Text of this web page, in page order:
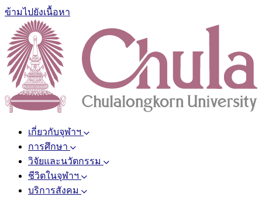
ข้ามไปยังเนื้อหา
เกี่ยวกับจุฬาฯ
การศึกษา
วิจัยและนวัตกรรม
ชีวิตในจุฬาฯ
บริการสังคม